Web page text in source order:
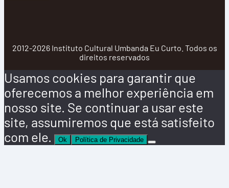
2012-2026 Instituto Cultural Umbanda Eu Curto. Todos os
direitos reservados
Usamos cookies para garantir que
oferecemos a melhor experiência em
nosso site. Se continuar a usar este
site, assumiremos que está satisfeito
com ele.
Ok Política de Privacidade